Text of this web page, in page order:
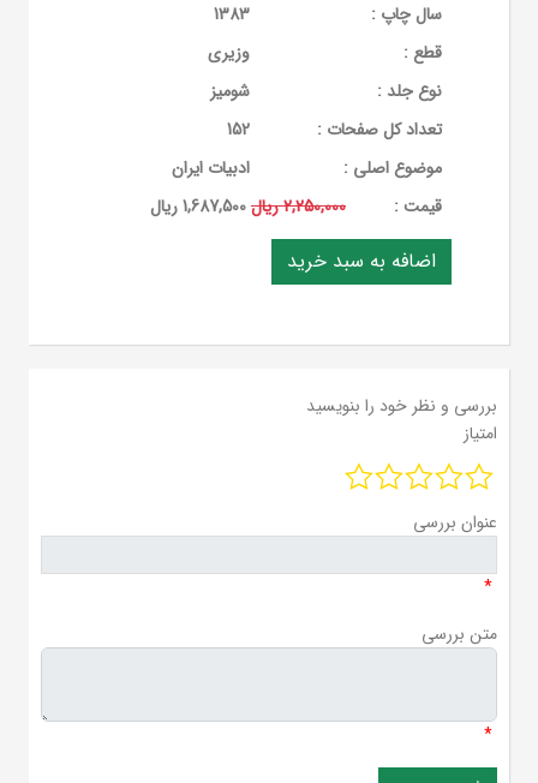
سال چاپ :
1383
قطع :
وزیری
نوع جلد :
شومیز
تعداد کل صفحات :
152
موضوع اصلی :
ادبیات ایران
قيمت :
2,250,000 ریال 1,687,500 ریال
بررسی و نظر خود را بنویسید
امتیاز
عنوان بررسی
*
متن بررسی
*